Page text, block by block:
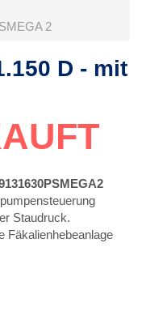
2
D - mit
Staudruck.
Fäkalienhebeanlage